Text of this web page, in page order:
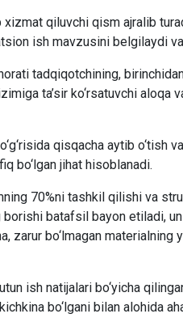
xizmat qiluvchi qism ajralib
ish mavzusini belgilaydi
tadqiqotchining,
ta’sir ko‘rsatuvchi
qisqacha aytib o‘tish
bo‘lgan jihat hisoblanadi.
70%ni tashkil qilishi va
batafsil bayon etiladi,
zarur bo‘lmagan materialning
ish natijalari bo‘yicha
bo‘lgani bilan alohida